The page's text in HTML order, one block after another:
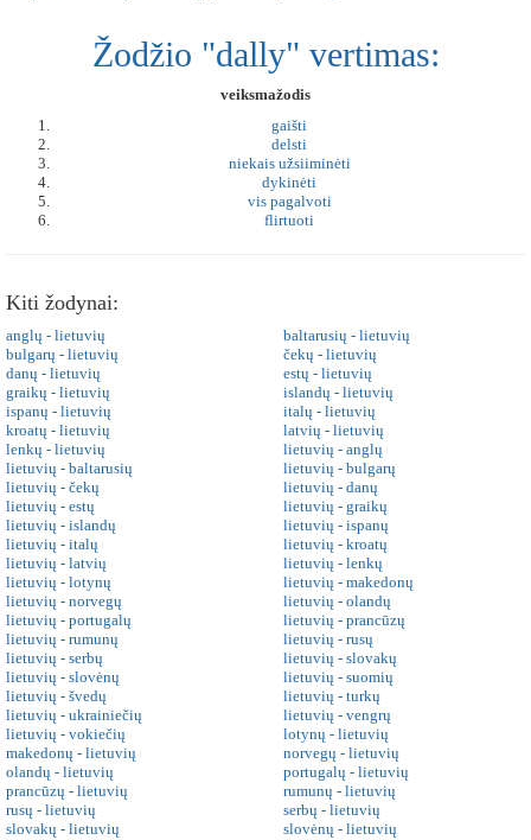
Žodžio "dally" vertimas:
veiksmažodis
gaišti
delsti
niekais užsiiminėti
dykinėti
vis pagalvoti
flirtuoti
Kiti žodynai:
anglų - lietuvių
baltarusių - lietuvių
bulgarų - lietuvių
čekų - lietuvių
danų - lietuvių
estų - lietuvių
graikų - lietuvių
islandų - lietuvių
ispanų - lietuvių
italų - lietuvių
kroatų - lietuvių
latvių - lietuvių
lenkų - lietuvių
lietuvių - anglų
lietuvių - baltarusių
lietuvių - bulgarų
lietuvių - čekų
lietuvių - danų
lietuvių - estų
lietuvių - graikų
lietuvių - islandų
lietuvių - ispanų
lietuvių - italų
lietuvių - kroatų
lietuvių - latvių
lietuvių - lenkų
lietuvių - lotynų
lietuvių - makedonų
lietuvių - norvegų
lietuvių - olandų
lietuvių - portugalų
lietuvių - prancūzų
lietuvių - rumunų
lietuvių - rusų
lietuvių - serbų
lietuvių - slovakų
lietuvių - slovėnų
lietuvių - suomių
lietuvių - švedų
lietuvių - turkų
lietuvių - ukrainiečių
lietuvių - vengrų
lietuvių - vokiečių
lotynų - lietuvių
makedonų - lietuvių
norvegų - lietuvių
olandų - lietuvių
portugalų - lietuvių
prancūzų - lietuvių
rumunų - lietuvių
rusų - lietuvių
serbų - lietuvių
slovakų - lietuvių
slovėnų - lietuvių